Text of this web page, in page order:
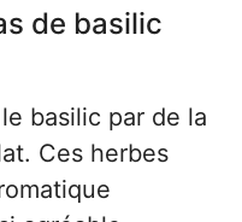
de basilic
basilic par de la
Ces herbes